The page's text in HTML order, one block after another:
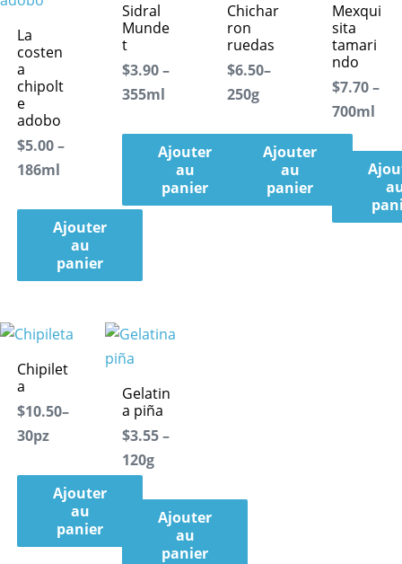
La
costen
a
chipolt
e
adobo
$5.00 –
186ml
Ajouter
au
panier
Sidral
Munde
t
$3.90 –
355ml
Ajouter
au
panier
Chichar
ron
ruedas
$6.50–
250g
Ajouter
au
panier
Mexqui
sita
tamari
ndo
$7.70 –
700ml
Chipilet
a
$10.50–
30pz
Ajouter
au
panier
Gelatin
a piña
$3.55 –
120g
Ajouter
au
panier